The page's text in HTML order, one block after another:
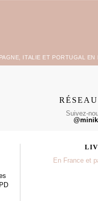
ITALIE ET PORTUGAL EN
Suivez-
En France et